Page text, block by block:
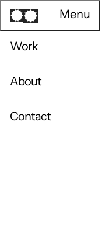
Menu
Work
About
Contact